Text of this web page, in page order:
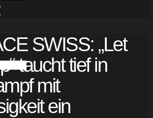
SWISS: „Let
taucht tief in
mit
ein